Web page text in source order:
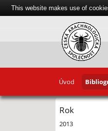
Úvod
Rok
2013
This website makes use of